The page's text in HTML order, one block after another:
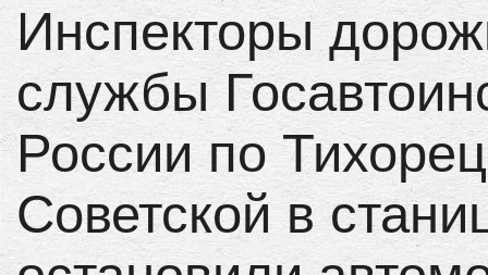
Инспекторы
службы
России по
Советской в